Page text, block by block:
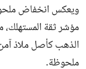
ويعكس انخفاض
مؤشر ثقة المستهلك،
الذهب كأصل ملاذ
ملحوظة.